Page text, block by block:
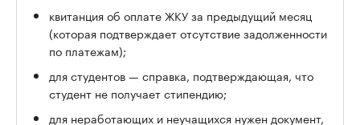
квитанция об оплате ЖКУ за предыдущий месяц
(которая подтверждает отсутствие задолженности
по платежам);
для студентов — справка, подтверждающая, что
студент не получает стипендию;
для неработающих и неучащихся нужен документ,